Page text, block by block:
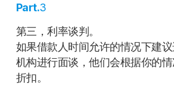
Part.3
第三，利率谈判。
如果借款人时间允许的情况下建
机构进行面谈，他们会根据你的
折扣。